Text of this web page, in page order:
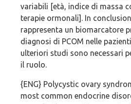
variabili [età, indice di massa
terapie ormonali]. In
rappresenta un biomarcatore
diagnosi di PCOM nelle
ulteriori studi sono necessari
il ruolo.
{ENG} Polycystic ovary
most common endocrine